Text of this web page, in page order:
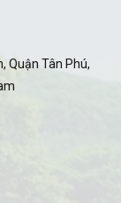
Quận Tân Phú,